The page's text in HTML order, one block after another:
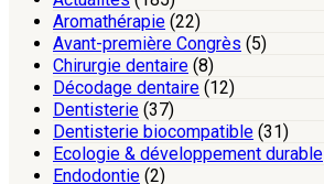
Aromathérapie (22)
Avant-première Congrès (5)
Chirurgie dentaire (8)
Décodage dentaire (12)
Dentisterie (37)
Dentisterie biocompatible (31)
Ecologie & développement durable
Endodontie (2)